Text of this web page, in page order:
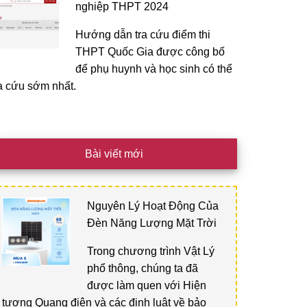
nghiệp THPT 2024
Hướng dẫn tra cứu điểm thi
THPT Quốc Gia được công bố
để phụ huynh và học sinh có thể
cứu sớm nhất.
Bài viết mới
Nguyên Lý Hoạt Động Của
Đèn Năng Lượng Mặt Trời
Trong chương trình Vật Lý
phổ thông, chúng ta đã
được làm quen với Hiện
tượng Quang điện và các định luật về bảo